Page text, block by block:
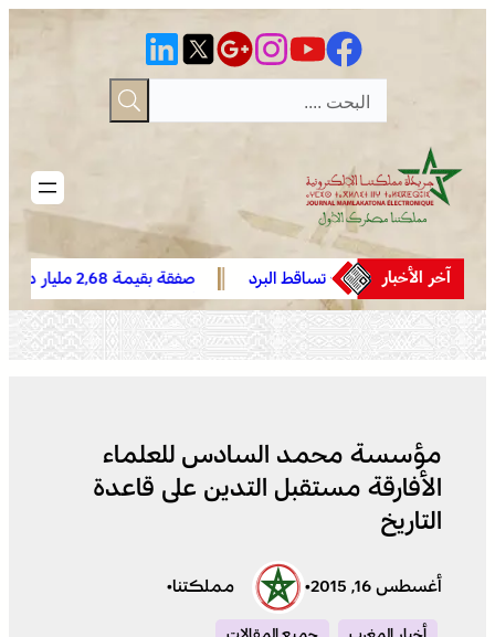
آخر الأخبار
رعدية مع تساقط البرد
اليوم الأربعاء إلى الجمعة
المملكة (نشرة إنذارية)
صفقة بقيمة 2,68 مليار درهم تسرع
مؤسسة محمد السادس للعلماء
الأفارقة مستقبل التدين على قاعدة
التاريخ
أغسطس 16, 2015 • مملكتنا•